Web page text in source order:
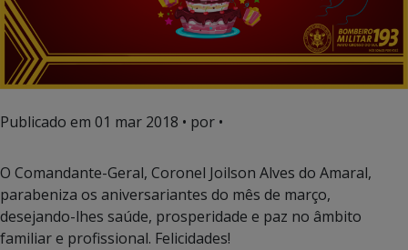
Publicado em 01 mar 2018 • por •
O Comandante-Geral, Coronel Joilson Alves do Amaral,
parabeniza os aniversariantes do mês de março,
desejando-lhes saúde, prosperidade e paz no âmbito
familiar e profissional. Felicidades!